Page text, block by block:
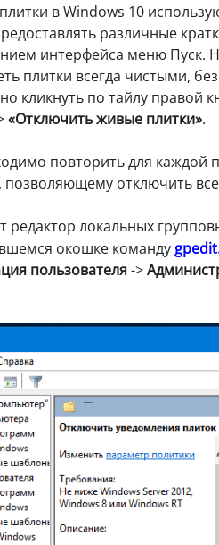
в Windows 10
различные
интерфейса меню Пуск.
плитки всегда чистыми,
кликнуть по тайлу
«Отключить живые плитки».
повторить для каждой
отключить
локальных
окошке команду
пользователя->